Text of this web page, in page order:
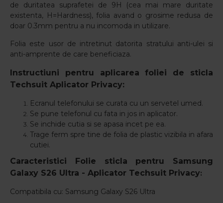
de duritatea suprafetei de 9H (cea mai mare duritate
existenta, H=Hardness), folia avand o grosime redusa de
doar 0.3mm pentru a nu incomoda in utilizare.
Folia este usor de intretinut datorita stratului anti-ulei si
anti-amprente de care beneficiaza.
Instructiuni pentru aplicarea foliei de sticla
Techsuit Aplicator Privacy:
Ecranul telefonului se curata cu un servetel umed.
Se pune telefonul cu fata in jos in aplicator.
Se inchide cutia si se apasa incet pe ea.
Trage ferm spre tine de folia de plastic vizibila in afara
cutiei.
Caracteristici Folie sticla pentru Samsung
Galaxy S26 Ultra - Aplicator Techsuit Privacy:
Compatibila cu: Samsung Galaxy S26 Ultra